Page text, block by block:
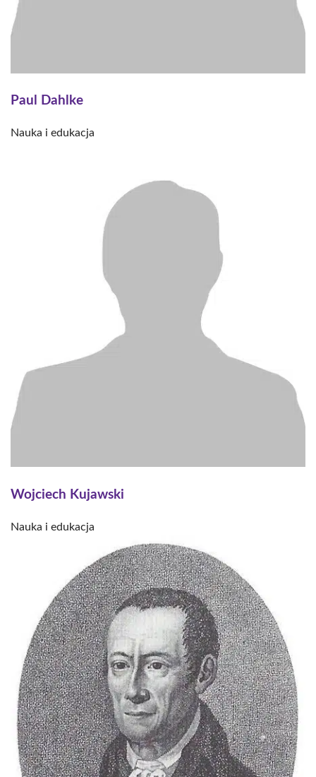
Paul Dahlke
Nauka i edukacja
Wojciech Kujawski
Nauka i edukacja